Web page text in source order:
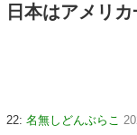
日本はアメリ
22: 名無しどんぶらこ